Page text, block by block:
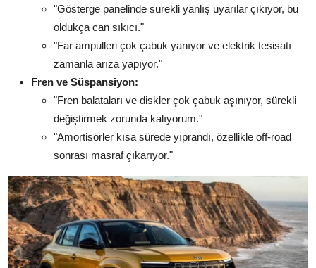
"Gösterge panelinde sürekli yanlış uyarılar çıkıyor, bu
oldukça can sıkıcı."
"Far ampulleri çok çabuk yanıyor ve elektrik tesisatı
zamanla arıza yapıyor."
Fren ve Süspansiyon:
"Fren balataları ve diskler çok çabuk aşınıyor, sürekli
değiştirmek zorunda kalıyorum."
"Amortisörler kısa sürede yıprandı, özellikle off-road
sonrası masraf çıkarıyor."